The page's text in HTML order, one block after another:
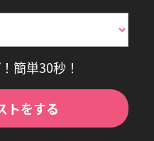
簡単30秒！
トをする